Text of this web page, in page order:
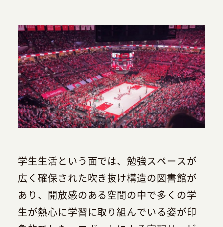
学生生活という面では、勉強スペースが
広く確保された吹き抜け構造の図書館が
あり、開放感のある空間の中で多くの学
生が熱心に学習に取り組んでいる姿が印